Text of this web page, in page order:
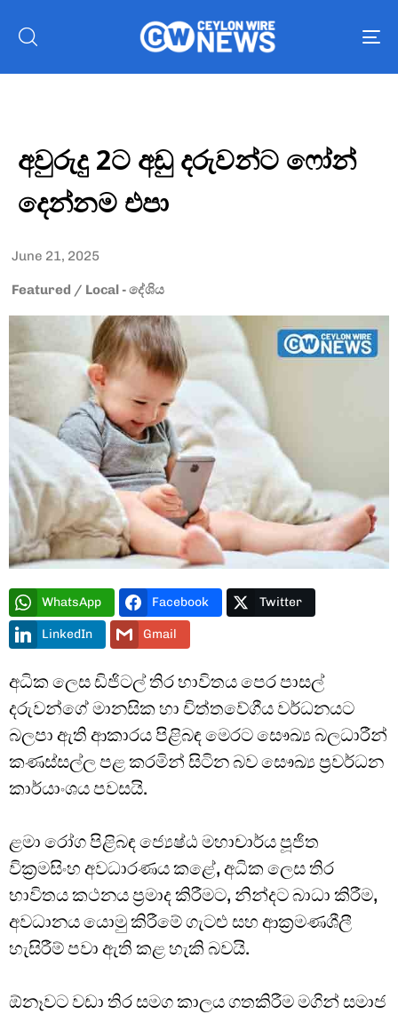
Type and hit enter
අවුරුදු 2ට අඩු දරුවන්ට ෆෝන්
දෙන්නම එපා
June 21, 2025
Featured / Local - දේශිය
WhatsApp Facebook Twitter
LinkedIn Gmail
අධික ලෙස ඩිජිටල් තිර භාවිතය පෙර පාසල්
දරුවන්ගේ මානසික හා චිත්තවේගීය වර්ධනයට
බලපා ඇති ආකාරය පිළිබඳ මෙරට සෞඛ්‍ය බලධාරීන්
කණස්සල්ල පළ කරමින් සිටින බව සෞඛ්‍ය ප්‍රවර්ධන
කාර්යාංශය පවසයි.
ළමා රෝග පිළිබඳ ජ්‍යෙෂ්ඨ මහාචාර්ය පූජිත
වික්‍රමසිංහ අවධාරණය කළේ, අධික ලෙස තිර
භාවිතය කථනය ප්‍රමාද කිරීමට, නින්දට බාධා කිරීම,
අවධානය යොමු කිරීමේ ගැටළු සහ ආක්‍රමණශීලී
හැසිරීම් පවා ඇති කළ හැකි බවයි.
ඕනෑවට වඩා තිර සමග කාලය ගතකිරීම මගින් සමාජ